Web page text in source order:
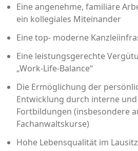
Eine angenehme, familiäre
ein kollegiales Miteinander
Eine top- moderne
Eine leistungsgerechte
„Work-Life-Balance“
Die Ermöglichung der
Entwicklung durch interne
Fortbildungen (insbesondere
Fachanwaltskurse)
Hohe Lebensqualität im